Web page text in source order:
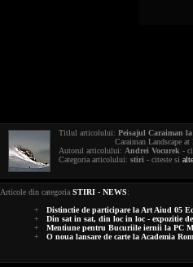
Titlul articolului: Peisajul Caraiman
Caraiman Landscape at
Autorul articolului: Andrei Vocurek -
Categoria articolului: stiri - citeste si
Articole din categoria STIRI - NEWS:
+ Distinctie de participare la Art Aiud 05
+ Din sat in sat, din loc in loc - expozitie
+ Mentiune pentru Bucuriile iernii la PC
+ O noua lansare de carte la Academia